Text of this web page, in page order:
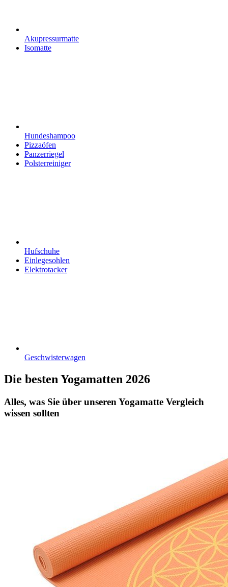
Akupressurmatte
Isomatte
Hundeshampoo
Pizzaöfen
Panzerriegel
Polsterreiniger
Hufschuhe
Einlegesohlen
Elektrotacker
Geschwisterwagen
Die besten Yogamatten 2026
Alles, was Sie über unseren Yogamatte Vergleich
wissen sollten